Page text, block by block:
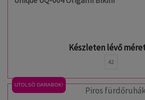
Készleten lévő
42
UTOLSÓ DARABOK!